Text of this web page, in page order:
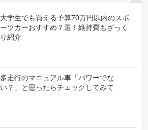
大学生でも買える予算70万円以内のスポ
ーツカーおすすめ７選！維持費もざっく
り紹介
多走行のマニュアル車「パワーでな
い？」と思ったらチェックしてみて